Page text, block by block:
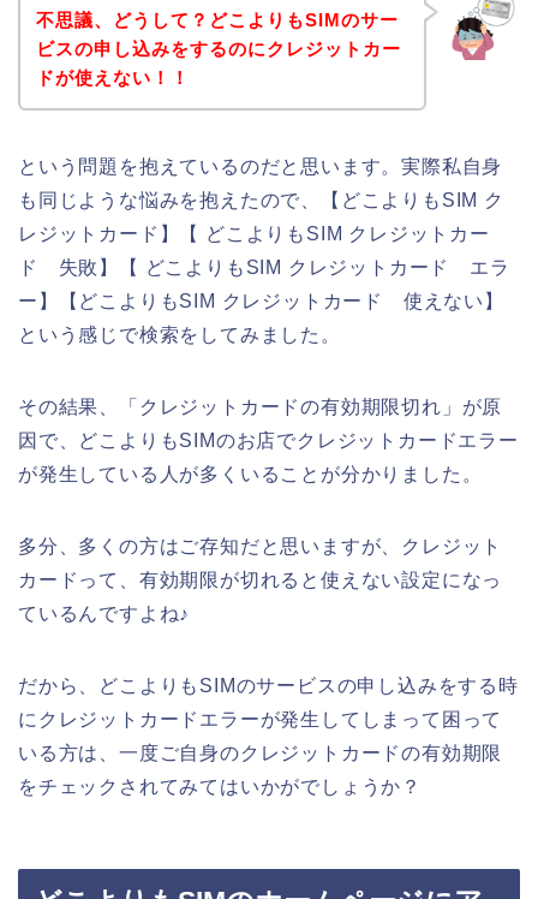
不思議、どうして？どこよりもSIMのサー
ビスの申し込みをするのにクレジットカー
ドが使えない！！
という問題を抱えているのだと思います。実際私自身
も同じような悩みを抱えたので、【どこよりもSIM ク
レジットカード】【 どこよりもSIM クレジットカー
ド 失敗】【 どこよりもSIM クレジットカード エラ
ー】【どこよりもSIM クレジットカード 使えない】
という感じで検索をしてみました。
その結果、「クレジットカードの有効期限切れ」が原
因で、どこよりもSIMのお店でクレジットカードエラー
が発生している人が多くいることが分かりました。
多分、多くの方はご存知だと思いますが、クレジット
カードって、有効期限が切れると使えない設定になっ
ているんですよね♪
だから、どこよりもSIMのサービスの申し込みをする時
にクレジットカードエラーが発生してしまって困って
いる方は、一度ご自身のクレジットカードの有効期限
をチェックされてみてはいかがでしょうか？